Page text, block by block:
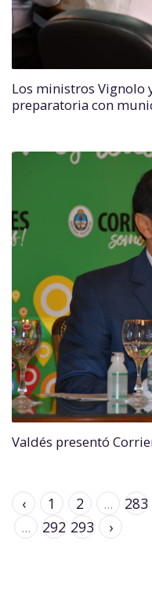
Los ministros Vignolo
preparatoria con
Valdés presentó
‹ 1 2 ... 283
...
292 293 ›